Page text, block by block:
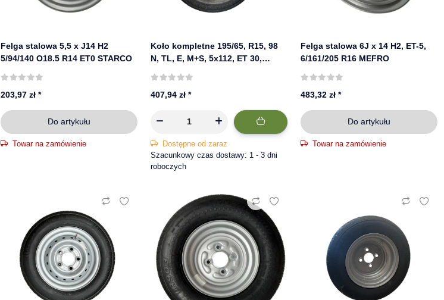
Felga stalowa 5,5 x J14 H2
5/94/140 O18.5 R14 ET0 STARCO
203,97 zł*
Do artykułu
Towar na zamówienie
Koło kompletne 195/65, R15, 98
N, TL, E, M+S, 5x112, ET 30,
407,94 zł*
Dostępne od zaraz
Szacunkowy czas dostawy: 1 - 3 dni
roboczych
Felga stalowa 6J x 14 H2, ET-5,
6/161/205 R16 MEFRO
483,32 zł*
Do artykułu
Towar na zamówienie